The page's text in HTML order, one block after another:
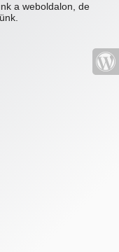
a weboldalon, de